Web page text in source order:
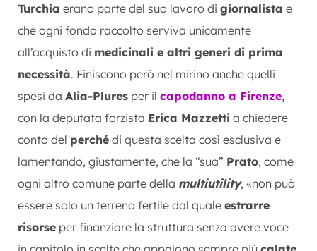
Turchia erano parte del suo lavoro di giornalista e
che ogni fondo raccolto serviva unicamente
all’acquisto di medicinali e altri generi di prima
necessità. Finiscono però nel mirino anche quelli
spesi da Alia-Plures per il capodanno a Firenze,
con la deputata forzista Erica Mazzetti a chiedere
conto del perché di questa scelta così esclusiva e
lamentando, giustamente, che la “sua” Prato, come
ogni altro comune parte della multiutility, «non può
essere solo un terreno fertile dal quale estrarre
risorse per finanziare la struttura senza avere voce